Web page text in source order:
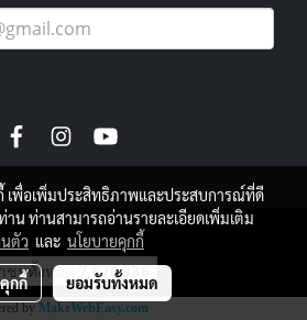
copyright by
ชมทั้งหมด7,676,336
byMakeWebEasy.com
เพื่อเพิ่มประสิทธิภาพและประสบการณ์ที่ดี
าน ท่านสามารถอ่านรายละเอียดเพิ่มเติม
ตัว และ นโยบายคุกกี้
กกี้ ยอมรับทั้งหมด